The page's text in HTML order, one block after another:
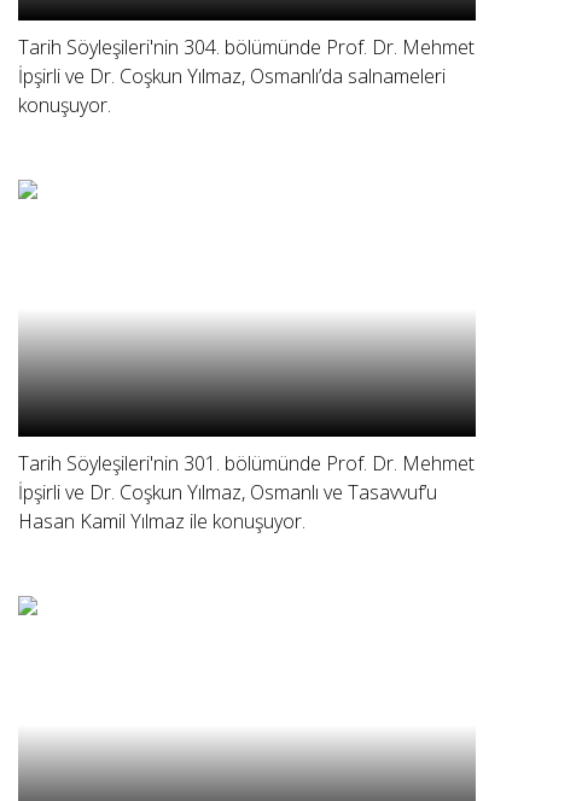
Tarih Söyleşileri'nin 304. bölümünde Prof. Dr. Mehmet
İpşirli ve Dr. Coşkun Yılmaz, Osmanlı’da salnameleri
konuşuyor.
Tarih Söyleşileri'nin 301. bölümünde Prof. Dr. Mehmet
İpşirli ve Dr. Coşkun Yılmaz, Osmanlı ve Tasavvuf’u
Hasan Kamil Yılmaz ile konuşuyor.